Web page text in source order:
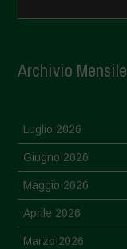
Archivio Mensile
Luglio 2026
Giugno 2026
Maggio 2026
Aprile 2026
Marzo 2026